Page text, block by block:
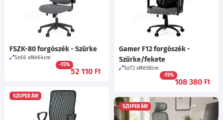
FSZK-80 forgószék - Szürke
Sz:66 Mé:64cm
-15%
52 110 Ft
Gamer F12 forgószék -
Szürke/fekete
Sz:72 Mé:58cm
-15%
108 380 Ft
SZUPER ÁR!
SZUPER ÁR!